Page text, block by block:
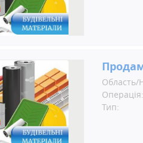
Область/
Операція:
Тип: